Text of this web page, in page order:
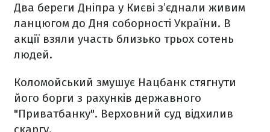
Два береги Дніпра у Києві з’єднали живим
ланцюгом до Дня соборності України. В
акції взяли участь близько трьох сотень
людей.
Коломойський змушує Нацбанк стягнути
його борги з рахунків державного
"Приватбанку". Верховний суд відхилив